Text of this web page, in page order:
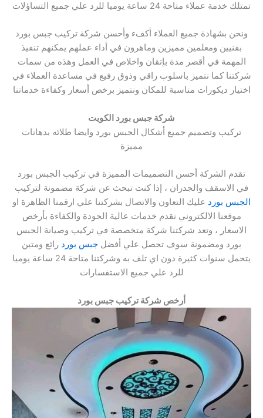
تمتلك خدمة عملاء متاحة 24 ساعة يوميا للرد علي جميع التساؤلات
ونحن بشهادة جميع العملاء أكفء وأحسن شركة تركيب جبس بورد
بفنيين ومعلمين مميزين وماهرون في أداء عملهم يمكنهم تنفيذ
المهمة في أقصر مدة بإتقان واخلاص في العمل وهذه من سمات
شركتنا كما نتميز باسلوب راقي وذوق رفيع في مساعدة العملاء في
اختيار ديكورات مناسبة للمكان ونتميز برخص أسعار وكفاءة خدماتنا
شركة جبس بورد الكويت
تركيب وتصميم جميع أشكال الجبس بورد وايضا طلائه بدهانات
مميزة
تقدم الشركة أحسن التصميمات المميزة في تركيب الجبس بورد
في الاسقف والجدران ، إذا كنت تبحث عن شركة مضمونة لتركيب
الجبس بورد عليك التعاون والاتصال بشركتنا علي ارقمنا الظاهرة او
موقعنا الالكتروني نقدم خدمات عالية الجودة والكفاءة بأرخص
الاسعار ، وتعد شركتنا شركة متخصصة في تركيب وصيانة الجبس
بورد ومضمونة سوف تحصل علي أفضل جبس بورد رائع ومتين
يتحمل سنوات كثيرة دون اي تلف به وشركتنا متاحة 24 ساعة يوميا
للرد علي جميع الاستفسارات
أرخص شركة تركيب جبس بورد